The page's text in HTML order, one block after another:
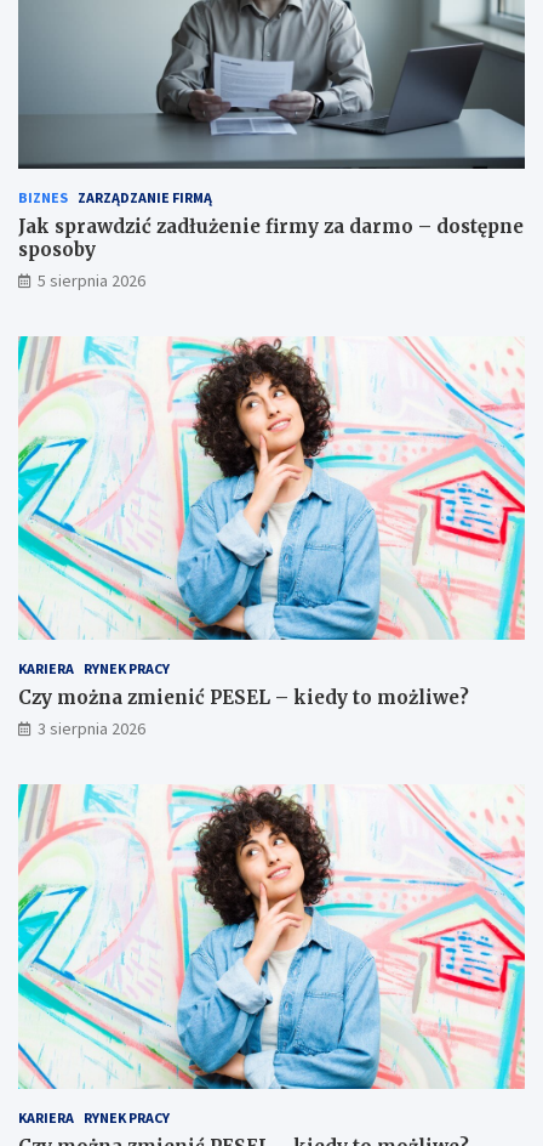
BIZNES ZARZĄDZANIE FIRMĄ
Jak sprawdzić zadłużenie firmy za darmo – dostępne
sposoby
5 sierpnia 2026
KARIERA RYNEK PRACY
Czy można zmienić PESEL – kiedy to możliwe?
3 sierpnia 2026
KARIERA RYNEK PRACY